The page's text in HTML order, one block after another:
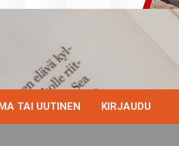
TAI UUTINEN KIRJAUDU